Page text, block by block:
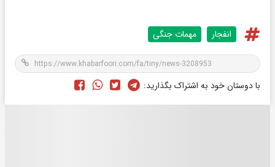
انفجار مهمات جنگی
با دوستان خود به اشتراک بگذارید: